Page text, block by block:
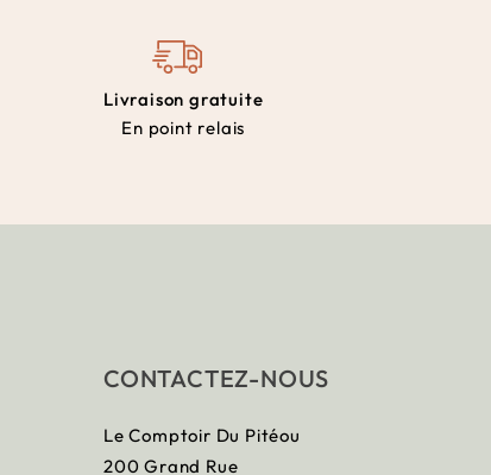
Livraison gratuite
En point relais
CONTACTEZ-NOUS
Le Comptoir Du Pitéou
200 Grand Rue